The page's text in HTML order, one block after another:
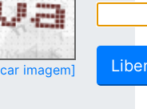
imagem]